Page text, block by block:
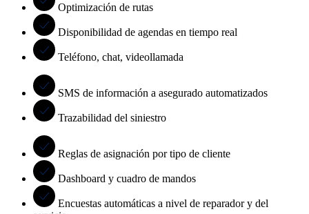
Optimización de rutas
Disponibilidad de agendas en tiempo real
Teléfono, chat, videollamada
SMS de información a asegurado automatizados
Trazabilidad del siniestro
Reglas de asignación por tipo de cliente
Dashboard y cuadro de mandos
Encuestas automáticas a nivel de reparador y del